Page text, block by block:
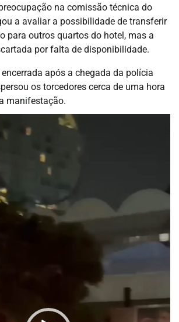
na comissão técnica do
a avaliar a possibilidade de transferir
para outros quartos do hotel, mas a
por falta de disponibilidade.
após a chegada da polícia
os torcedores cerca de uma hora
manifestação.